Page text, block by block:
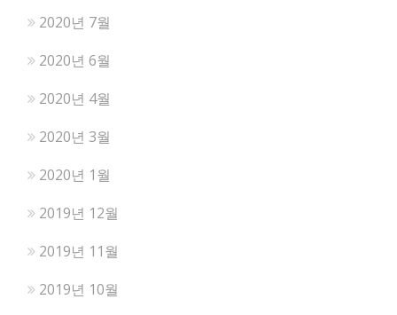
2020년 7월
2020년 6월
2020년 4월
2020년 3월
2020년 1월
2019년 12월
2019년 11월
2019년 10월